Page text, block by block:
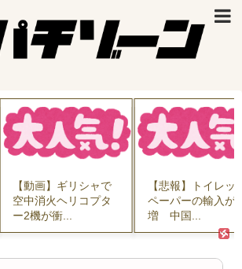
【動画】ギリシャで
空中消火ヘリコプタ
ー2機が衝...
【悲報】トイレッ
ペーパーの輸入が
増 中国...